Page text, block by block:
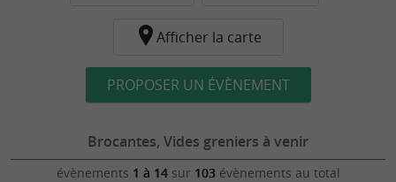
Afficher la carte
PROPOSER UN ÉVÈNEMENT
Brocantes, Vides greniers à venir
évènements 1 à 14sur 103évènements au total